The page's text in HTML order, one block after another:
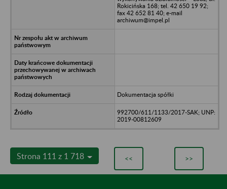
Rokicińska 168; tel. 42 650 19 92;
fax 42 652 81 40; e-mail
archiwum@impel.pl
Dokumentacja spółki
992700/611/1133/2017-SAK; UNP:
2019-00812609
Strona 111 z 1 718 << >>